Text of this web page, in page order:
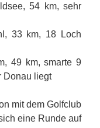
54 km, sehr
33 km, 18 Loch
49 km, smarte 9
Donau liegt
mit dem Golfclub
eine Runde auf